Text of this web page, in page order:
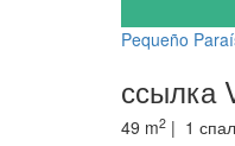
Pequeño
ссылка
49 m2 | 1